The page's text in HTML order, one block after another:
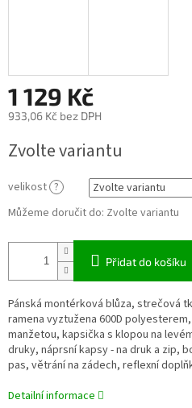
1 129 Kč
933,06 Kč bez DPH
cena:
Zvolte variantu
velikost ?
Můžeme doručit do: Zvolte variantu
Přidat do košíku
Pánská montérková blůza, strečová
ramena vyztužena 600D
manžetou, kapsička s klopou na
druky, náprsní kapsy - na druk a zip,
pas, větrání na zádech, reflexní
Detailní informace